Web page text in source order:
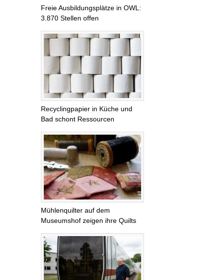
Freie Ausbildungsplätze in OWL:
3.870 Stellen offen
Recyclingpapier in Küche und
Bad schont Ressourcen
Mühlenquilter auf dem
Museumshof zeigen ihre Quilts